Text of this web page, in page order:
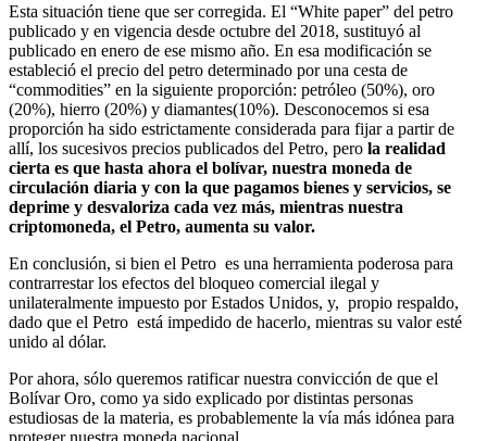
Esta situación tiene que ser corregida. El “White paper” del petro
publicado y en vigencia desde octubre del 2018, sustituyó al
publicado en enero de ese mismo año. En esa modificación se
estableció el precio del petro determinado por una cesta de
“commodities” en la siguiente proporción: petróleo (50%), oro
(20%), hierro (20%) y diamantes(10%). Desconocemos si esa
proporción ha sido estrictamente considerada para fijar a partir de
allí, los sucesivos precios publicados del Petro, pero la realidad
cierta es que hasta ahora el bolívar, nuestra moneda de
circulación diaria y con la que pagamos bienes y servicios, se
deprime y desvaloriza cada vez más, mientras nuestra
criptomoneda, el Petro, aumenta su valor.
En conclusión, si bien el Petro es una herramienta poderosa para
contrarrestar los efectos del bloqueo comercial ilegal y
unilateralmente impuesto por Estados Unidos, y, propio respaldo,
dado que el Petro está impedido de hacerlo, mientras su valor esté
unido al dólar.
Por ahora, sólo queremos ratificar nuestra convicción de que el
Bolívar Oro, como ya sido explicado por distintas personas
estudiosas de la materia, es probablemente la vía más idónea para
proteger nuestra moneda nacional.